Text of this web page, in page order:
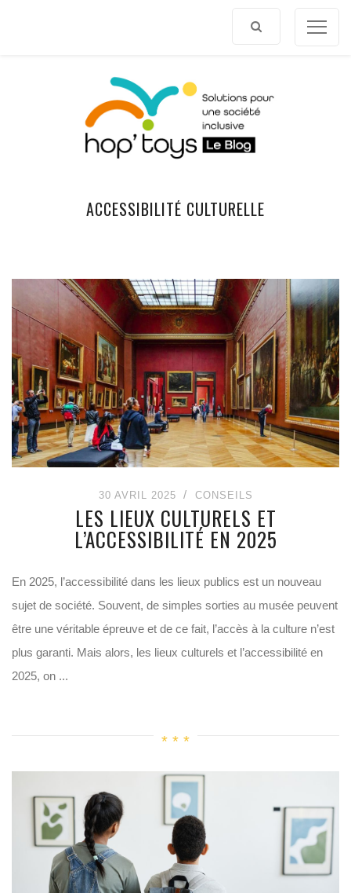
ACCESSIBILITÉ CULTURELLE
30 AVRIL 2025 CONSEILS
LES LIEUX CULTURELS ET
L’ACCESSIBILITÉ EN 2025
En 2025, l’accessibilité dans les lieux publics est un nouveau
sujet de société. Souvent, de simples sorties au musée peuvent
être une véritable épreuve et de ce fait, l’accès à la culture n’est
plus garanti. Mais alors, les lieux culturels et l’accessibilité en
2025, on ...